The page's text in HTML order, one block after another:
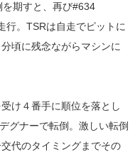
期すと、再び#634
行。TSRは自走でピットに
頃に残念ながらマシンに
け４番手に順位を落とし
グナーで転倒。激しい転倒
代のタイミングまでその